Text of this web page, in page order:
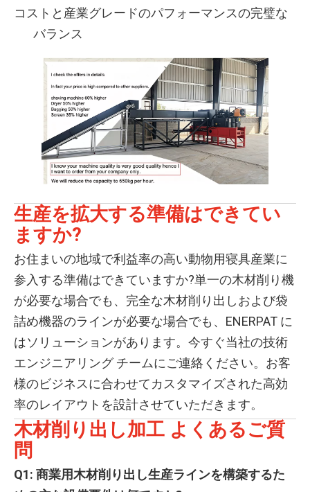
コストと産業グレードのパフォーマンスの完璧な
バランス
生産を拡大する準備はできてい
ますか?
お住まいの地域で利益率の高い動物用寝具産業に
参入する準備はできていますか?単一の木材削り機
が必要な場合でも、完全な木材削り出しおよび袋
詰め機器のラインが必要な場合でも、ENERPAT に
はソリューションがあります。今すぐ当社の技術
エンジニアリング チームにご連絡ください。お客
様のビジネスに合わせてカスタマイズされた高効
率のレイアウトを設計させていただきます。
木材削り出し加工 よくあるご質
問
Q1: 商業用木材削り出し生産ラインを構築するた